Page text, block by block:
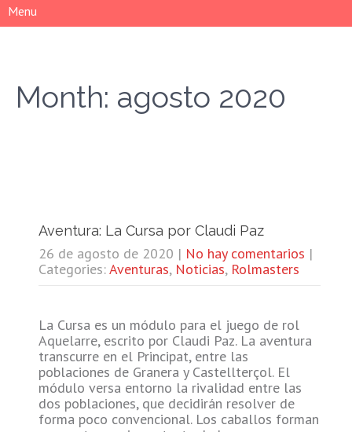
Menu
Month: agosto 2020
Aventura: La Cursa por Claudi Paz
26 de agosto de 2020 | No hay comentarios |
Categories:Aventuras, Noticias, Rolmasters
La Cursa es un módulo para el juego de rol
Aquelarre, escrito por Claudi Paz. La aventura
transcurre en el Principat, entre las
poblaciones de Granera y Castellterçol. El
módulo versa entorno la rivalidad entre las
dos poblaciones, que decidirán resolver de
forma poco convencional. Los caballos forman